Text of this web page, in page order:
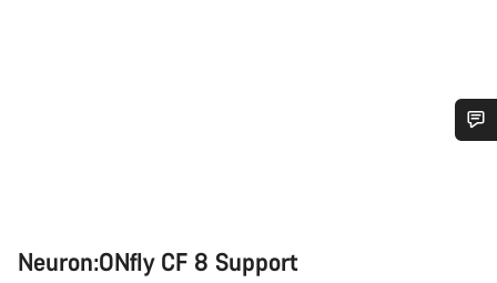
Neuron:ONfly CF 8 Support